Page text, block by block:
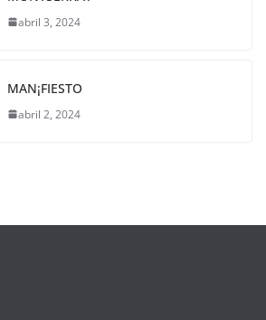
abril 3, 2024
MAN¡FIESTO
abril 2, 2024